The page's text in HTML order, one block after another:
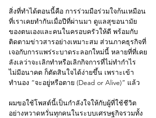
สิ่งที่ทำได้ตอนนี้คือ การร่วมมือร่วมใจก้นเหมือน
ที่เราเคยทำกันเมื่อปีที่ผ่านมา ดูแลสุขอนามัย
ของตนเองและคนในครอบครัวให้ดี พร้อมกับ
ติดตามข่าวสารอย่างเหมาะสม ส่วนภาคธุรกิจที่
เจอกับการแพร่ระบาดระลอกใหม่นี้ หลายที่ที่เคย
ลังเลว่าจะเลิกทำหรือเลิกกิจการที่ไม่ทำกำไร
ไม่มีอนาคต ก็ตัดสินใจได้ง่ายขึ้น เพราะเข้า
ทำนอง “จะอยู่หรือตาย (Dead or Alive)” แล้ว
ผมขอใช้โพสต์นี้เป็นกำลังใจให้กับผู้ที่ใช้ชีวิต
อย่างหวาดหวั่นทุกคนในระบบเศรษฐกิจรวมทั้ง